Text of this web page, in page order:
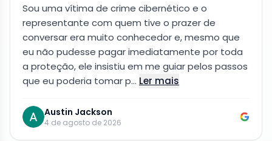
Sou uma vítima de crime cibernético e o
representante com quem tive o prazer de
conversar era muito conhecedor e, mesmo que
eu não pudesse pagar imediatamente por toda
a proteção, ele insistiu em me guiar pelos passos
que eu poderia tomar p… Ler mais
Austin Jackson
4 de agosto de 2026